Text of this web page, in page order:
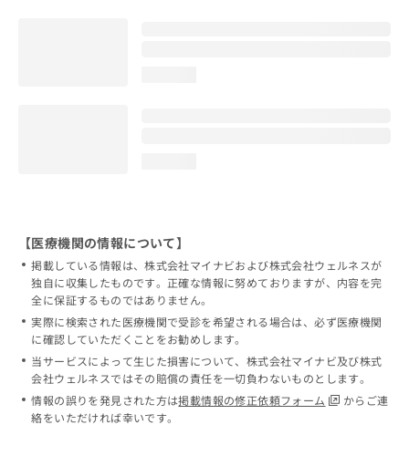
【医療機関の情報について】
掲載している情報は、株式会社マイナビおよび株式会社ウェルネスが
独自に収集したものです。正確な情報に努めておりますが、内容を完
全に保証するものではありません。
実際に検索された医療機関で受診を希望される場合は、必ず医療機関
に確認していただくことをお勧めします。
当サービスによって生じた損害について、株式会社マイナビ及び株式
会社ウェルネスではその賠償の責任を一切負わないものとします。
情報の誤りを発見された方は掲載情報の修正依頼フォーム
からご連
絡をいただければ幸いです。